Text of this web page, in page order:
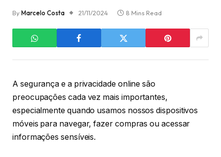
ByMarcelo Costa 21/11/2024 8 Mins Read
A segurança e a privacidade online são
preocupações cada vez mais importantes,
especialmente quando usamos nossos dispositivos
móveis para navegar, fazer compras ou acessar
informações sensíveis.